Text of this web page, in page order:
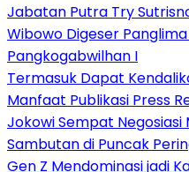
Jabatan Putra Try
Wibowo Digeser
Pangkogabwilhan I
Termasuk Dapat
Manfaat Publikasi Press
Jokowi Sempat
Sambutan di Puncak
Gen Z Mendominasi jadi